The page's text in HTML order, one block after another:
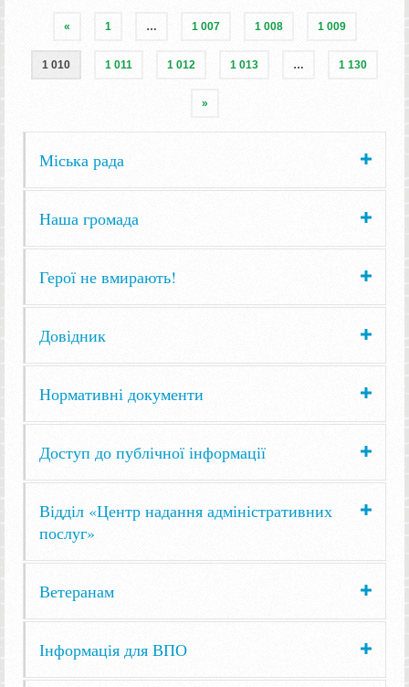
« 1 … 1 007 1 008 1 009
1 010 1 011 1 012 1 013 … 1 130
»
Міська рада
Наша громада
Герої не вмирають!
Довідник
Нормативні документи
Доступ до публічної інформації
Відділ «Центр надання адміністративних
послуг»
Ветеранам
Інформація для ВПО